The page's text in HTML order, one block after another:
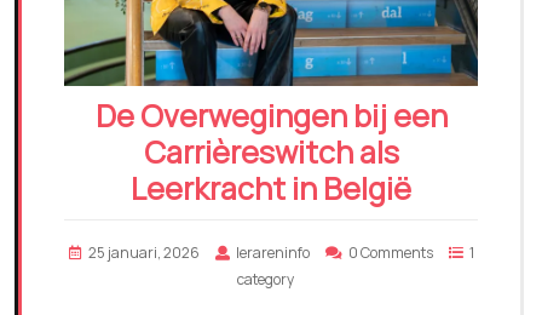
De Overwegingen bij een
Carrièreswitch als
Leerkracht in België
25 januari, 2026 lerareninfo 0 Comments
1
category